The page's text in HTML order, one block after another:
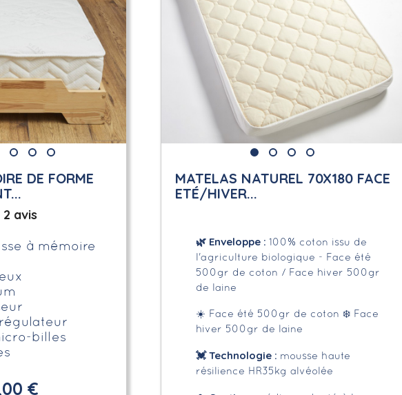
DE FORME
2 avis
à mémoire
billes
€
MATELAS NATUREL 70X180 FACE
ETÉ/HIVER...
🌿Enveloppe: 100% coton issu de
l'agriculture biologique - Face été
500gr de coton / Face hiver 500gr
de laine
☀️ Face été 500gr de coton ❄️ Face
hiver 500gr de laine
💓 Technologie : mousse haute
résilience HR35kg alvéolée